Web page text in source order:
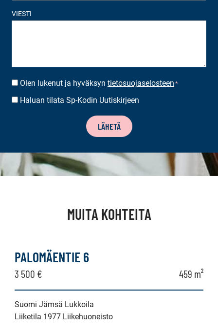
VIESTI
SUOSTUMUS*
Olen lukenut ja hyväksyn tietosuojaselosteen *
UUTISKIRJEEN
Haluan tilata Sp-Kodin Uutiskirjeen
LÄHETÄ
MUITA KOHTEITA
PALOMÄENTIE 6
3 500 € 459 m²
Suomi Jämsä Lukkoila
Liiketila 1977 Liikehuoneisto